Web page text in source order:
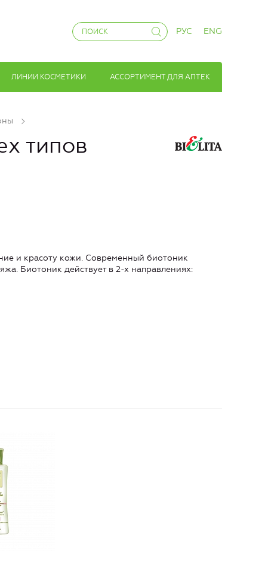
РУС ENG
ЛИНИИ КОСМЕТИКИ АССОРТИМЕНТ ДЛЯ АПТЕК
типов
и красоту кожи. Современный биотоник
Биотоник действует в 2-х направлениях: